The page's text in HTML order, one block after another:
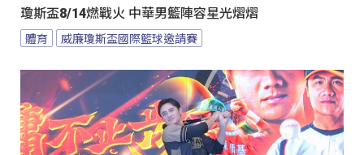
瓊斯盃8/14燃戰火 中華男籃陣容星光熠熠
體育 威廉瓊斯盃國際籃球邀請賽